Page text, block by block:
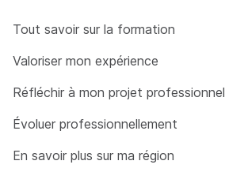
Tout savoir sur la formation
Valoriser mon expérience
Réfléchir à mon projet professionnel
Évoluer professionnellement
En savoir plus sur ma région